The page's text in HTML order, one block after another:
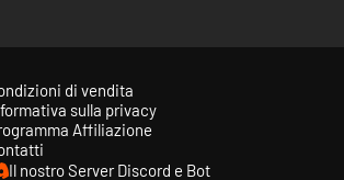
di vendita
sulla privacy
Affiliazione
Il nostro Server Discord e Bot